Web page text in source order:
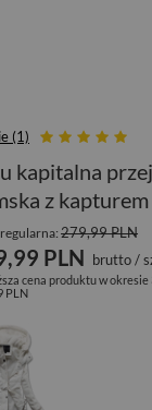
(1)
kapitalna
z kapturem
279,99 PLN
PLN brutto/
cena produktu w
PLN